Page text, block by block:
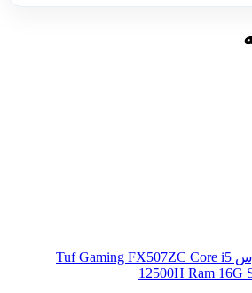
لپ تاپ 15.6 اینچی ایسوس Tuf Gaming FX507ZC Core i5
12500H Ram 16G